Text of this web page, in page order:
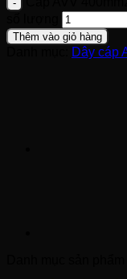
Thêm vào giỏ hàng
Dây cáp